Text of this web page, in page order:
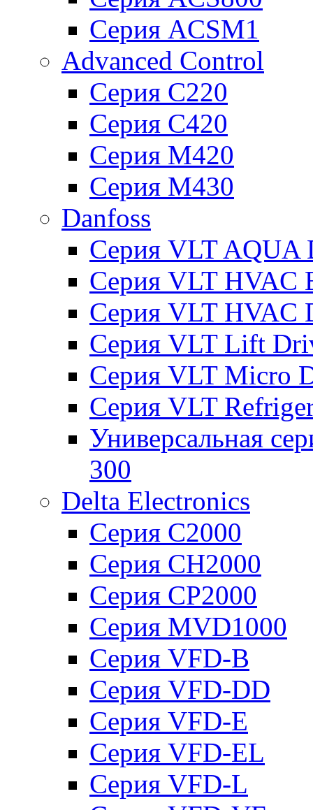
Серия ACSM1
Advanced Control
Серия C220
Серия C420
Серия M420
Серия M430
Danfoss
Серия VLT AQUA
Серия VLT HVAC
Серия VLT HVAC
Серия VLT Lift
Серия VLT Micro
Серия VLT
Универсальная
300
Delta Electronics
Серия C2000
Серия CH2000
Серия CP2000
Серия MVD1000
Серия VFD-B
Серия VFD-DD
Серия VFD-E
Серия VFD-EL
Серия VFD-L